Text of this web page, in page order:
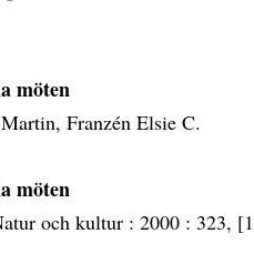
möten
Franzén Elsie C.
möten
och kultur : 2000 : 323,